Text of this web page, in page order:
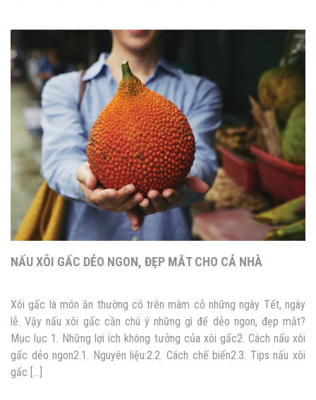
NẤU XÔI GẤC DẺO NGON, ĐẸP MẮT CHO CẢ NHÀ
Xôi gấc là món ăn thường có trên mâm cỗ những ngày Tết, ngày
lễ. Vậy nấu xôi gấc cần chú ý những gì để dẻo ngon, đẹp mắt?
Mục lục 1. Những lợi ích không tưởng của xôi gấc2. Cách nấu xôi
gấc dẻo ngon2.1. Nguyên liệu:2.2. Cách chế biến2.3. Tips nấu xôi
gấc […]